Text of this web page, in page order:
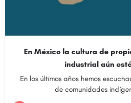
En México la cultura de
industrial aún
En los últimos años hemos
de comunidades